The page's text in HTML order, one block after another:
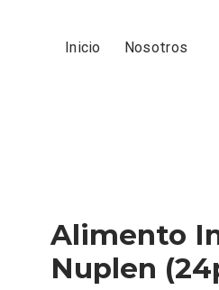
Inicio Nosotros
Alimento
Nuplen